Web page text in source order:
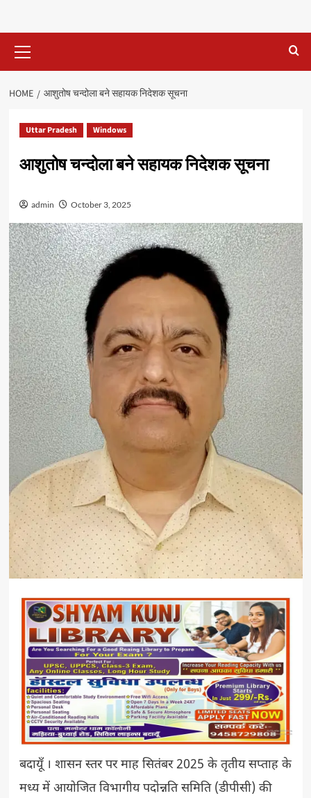
Menu
HOME आशुतोष चन्दोला बने सहायक निदेशक सूचना
Uttar Pradesh Windows
आशुतोष चन्दोला बने सहायक निदेशक सूचना
admin October 3, 2025
बदायूँ । शासन स्तर पर माह सितंबर 2025 के तृतीय सप्ताह के
मध्य में आयोजित विभागीय पदोन्नति समिति (डीपीसी) की